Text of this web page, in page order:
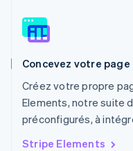
Concevez votre
Créez votre propre
Elements, notre suite
préconfigurés, à
Stripe Elements
English
Nouvelle-Zélande
Pays-Bas
NederlandsEnglish
Pologne
English
Portugal
Português English